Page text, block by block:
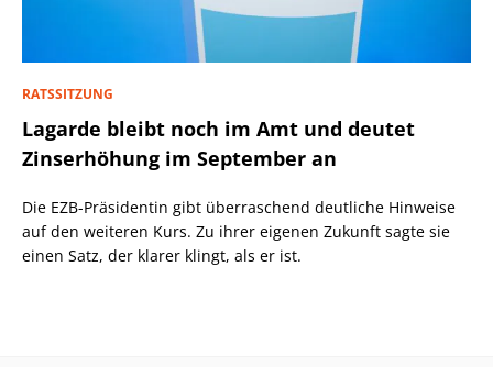
RATSSITZUNG
Lagarde bleibt noch im Amt und deutet
Zinserhöhung im September an
Die EZB-Präsidentin gibt überraschend deutliche Hinweise
auf den weiteren Kurs. Zu ihrer eigenen Zukunft sagte sie
einen Satz, der klarer klingt, als er ist.